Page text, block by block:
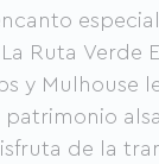
Ruta Verde
y Mulhouse
patrimonio
de la